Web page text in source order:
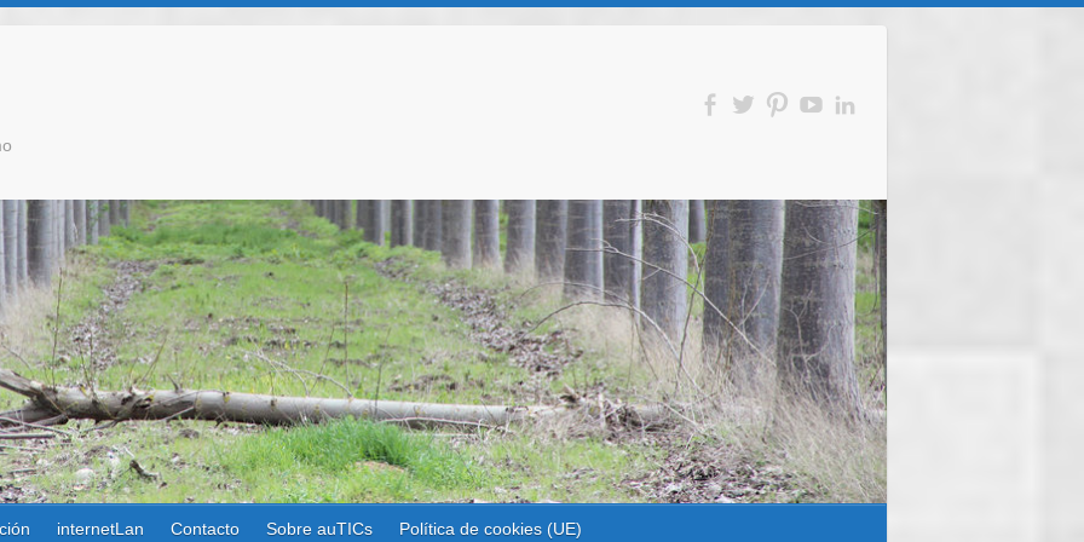
internetLan Contacto Sobre auTICs Política de cookies (UE)